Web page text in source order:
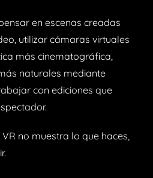
en escenas creadas
utilizar cámaras virtuales
más cinematográfica,
naturales mediante
con ediciones que
no muestra lo que haces,